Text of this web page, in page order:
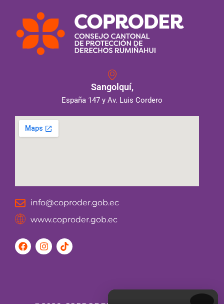
Sangolquí,
España 147 y Av. Luis Cordero
info@coproder.gob.ec
www.coproder.gob.ec
F
a
I
n
T
i